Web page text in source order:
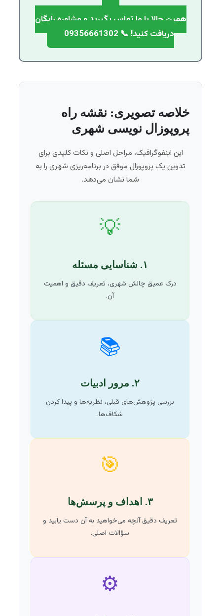
همین حالا با ما تماس بگیرید و مشاوره رایگان
دریافت کنید! 📞 09356661302
خلاصه تصویری: نقشه راه
پروپوزال نویسی شهری
این اینفوگرافیک، مراحل اصلی و نکات کلیدی برای
تدوین یک پروپوزال موفق در برنامه‌ریزی شهری را به
شما نشان می‌دهد.
💡
درک عمیق چالش شهری، تعریف دقیق و اهمیت
📚
بررسی پژوهش‌های قبلی، نظریه‌ها و پیدا کردن
شکاف‌ها.
🎯
تعریف دقیق آنچه می‌خواهید به آن دست یابید و
سؤالات اصلی.
⚙️